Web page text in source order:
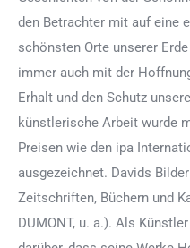
den Betrachter mit auf eine
schönsten Orte unserer
immer auch mit der
Erhalt und den Schutz
künstlerische Arbeit wurde
Preisen wie den ipa
ausgezeichnet. Davids
Zeitschriften, Büchern und
DUMONT, u. a.). Als